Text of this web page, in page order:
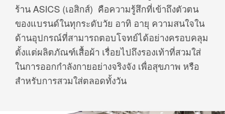
ร้าน ASICS (เอสิกส์) คือความรู้สึกที่เข้าถึงตัวตน
ของแบรนด์ในทุกระดับวัย อาทิ อายุ ความสนใจใน
ด้านอุปกรณ์ที่สามารถตอบโจทย์ได้อย่างครอบคลุม
ตั้งแต่ผลิตภัณฑ์เสื้อผ้า เรื่อยไปถึงรองเท้าที่สวมใส่
ในการออกกำลังกายอย่างจริงจัง เพื่อสุขภาพ หรือ
สำหรับการสวมใส่ตลอดทั้งวัน